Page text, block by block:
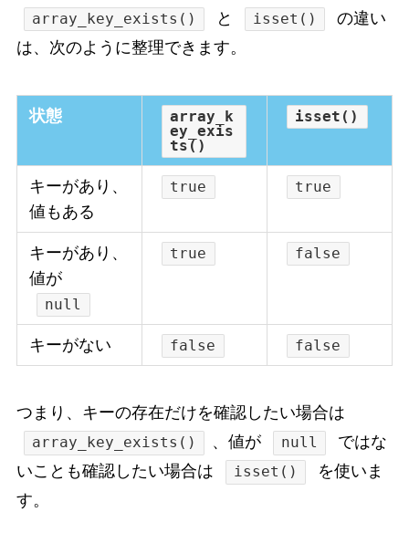
array_key_exists() と isset()
の違い
は、次のように整理できます。
状態
array_k
ey_exis
ts()
isset()
キーがあり、
値もある
true true
キーがあり、
値が
null
true false
キーがない false false
つまり、キーの存在だけを確認したい場合は
array_key_exists() 、値が null
ではな
いことも確認したい場合は
isset()
を使いま
す。